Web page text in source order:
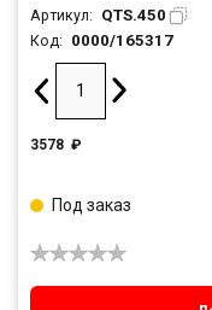
Артикул: QTS.450
Код: 0000/165317
3578 ₽
Под заказ